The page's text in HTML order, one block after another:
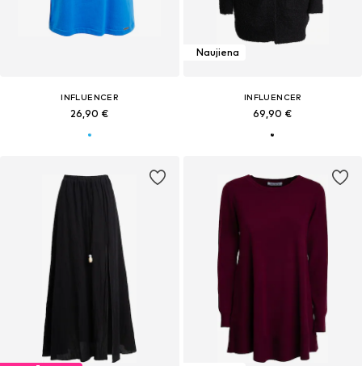
INFLUENCER
26,90 €
Naujiena
INFLUENCER
69,90 €